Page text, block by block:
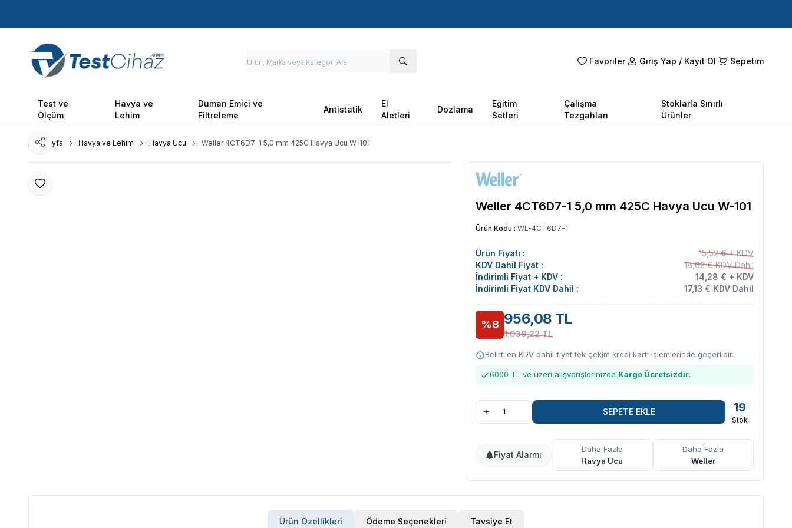
Favoriler Giriş Yap / Kayıt Ol Sepetim
Test ve
Ölçüm
Havya ve
Lehim
Duman Emici ve
Filtreleme
Antistatik
El
Aletleri
Dozlama
Eğitim
Setleri
Çalışma
Tezgahları
Stoklarla Sınırlı
Ürünler
Ana Sayfa Havya ve Lehim Havya Ucu Weller 4CT6D7-1 5,0 mm 425C Havya Ucu W-101
Favoriye Ekle
Paylaş
Weller 4CT6D7-1 5,0 mm 425C Havya Ucu W-101
Ürün Kodu : WL-4CT6D7-1
Ürün Fiyatı :
15,52 € + KDV
KDV Dahil Fiyat :
18,62 € KDV Dahil
İndirimli Fiyat + KDV :
14,28 € + KDV
İndirimli Fiyat KDV Dahil :
17,13 € KDV Dahil
%8 956,08 TL
1.039,22 TL
Belirtilen KDV dahil fiyat tek çekim kredi kartı işlemlerinde geçerlidir.
6000 TL ve üzeri alışverişlerinizde Kargo Ücretsizdir.
SEPETE EKLE 19
Stok
Fiyat Alarmı
Daha Fazla
Havya Ucu
Daha Fazla
Weller
Ürün Özellikleri Ödeme Seçenekleri Tavsiye Et